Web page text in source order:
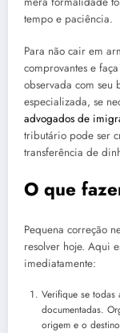
tempo e paciência.
Para não cair em
comprovantes e
observada com seu
especializada, se
advogados de
tributário pode ser
transferência de
O que
Pequena correção
resolver hoje. Aqui
imediatamente:
Verifique se todas
documentadas.
origem e o